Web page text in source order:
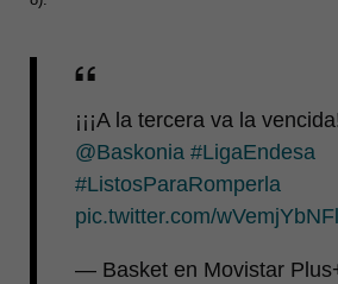
¡¡¡A la tercera va la
@Baskonia #LigaEndesa
#ListosParaRomperla
pic.twitter.com/wVemjYbNFl
— Basket en Movistar